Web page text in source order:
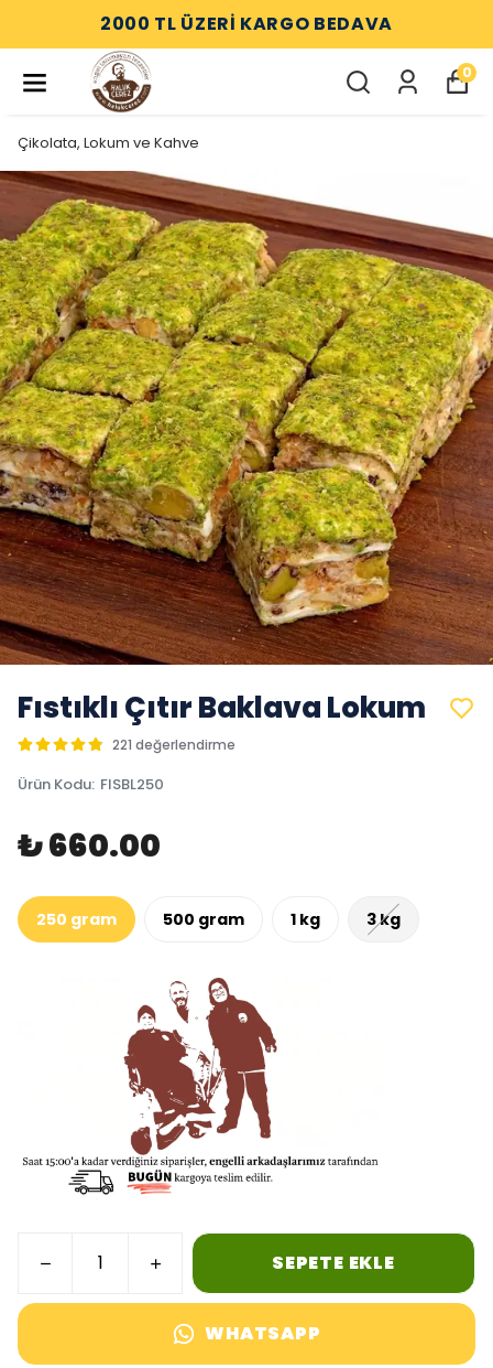
2000 TL ÜZERİ KARGO BEDAVA
0
Çikolata, Lokum ve Kahve
Fıstıklı Çıtır Baklava Lokum
221 değerlendirme
Ürün Kodu: FISBL250
₺ 660.00
250 gram 500 gram 1 kg 3 kg
SEPETE EKLE
WHATSAPP